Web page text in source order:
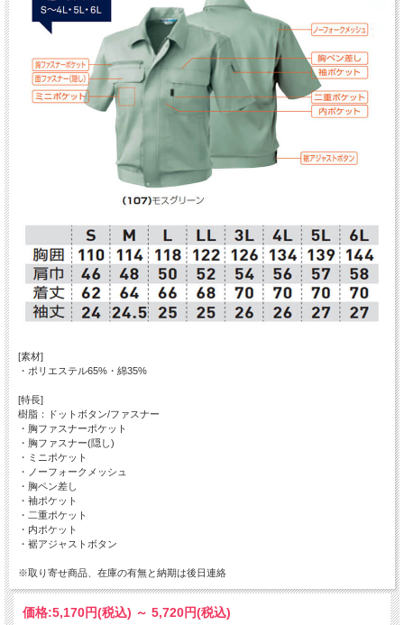
[素材]
・ポリエステル65%・綿35%
[特長]
樹脂：ドットボタン/ファスナー
・胸ファスナーポケット
・胸ファスナー(隠し)
・ミニポケット
・ノーフォークメッシュ
・胸ペン差し
・袖ポケット
・二重ポケット
・内ポケット
・裾アジャストボタン
※取り寄せ商品、在庫の有無と納期は後日連絡
価格:5,170円(税込) ～ 5,720円(税込)